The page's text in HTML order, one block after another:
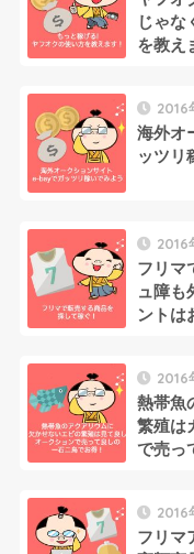
じゃな
を教え
2016
海外オ
ッツリ
2016
フリマ
ュ障も
ントは
2016
熱帯魚
繁殖は
で売っ
2016
フリマ